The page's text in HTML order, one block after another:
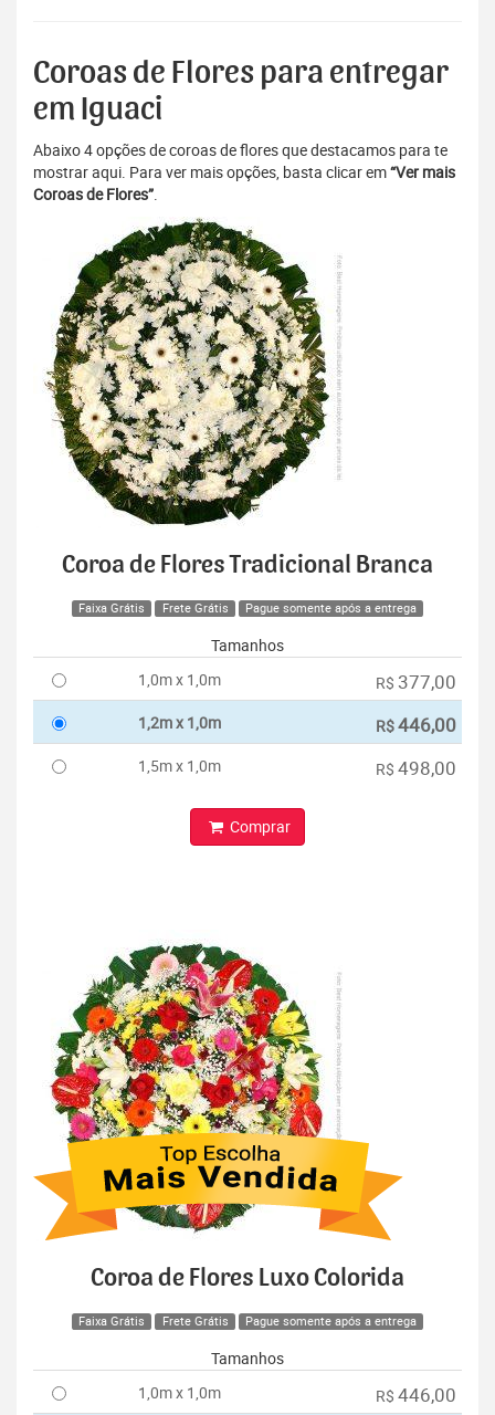
Coroas de Flores para entregar
em Iguaci
Abaixo 4 opções de coroas de flores que destacamos para te
mostrar aqui. Para ver mais opções, basta clicar em“Ver mais
Coroas de Flores”.
Coroa de Flores Tradicional Branca
Faixa Grátis Frete Grátis Pague somente após a entrega
Tamanhos
1,0m x 1,0m
R$ 377,00
1,2m x 1,0m R$446,00
1,5m x 1,0m R$ 498,00
Comprar
Coroa de Flores Luxo Colorida
Faixa Grátis Frete Grátis Pague somente após a entrega
Tamanhos
1,0m x 1,0m
R$ 446,00